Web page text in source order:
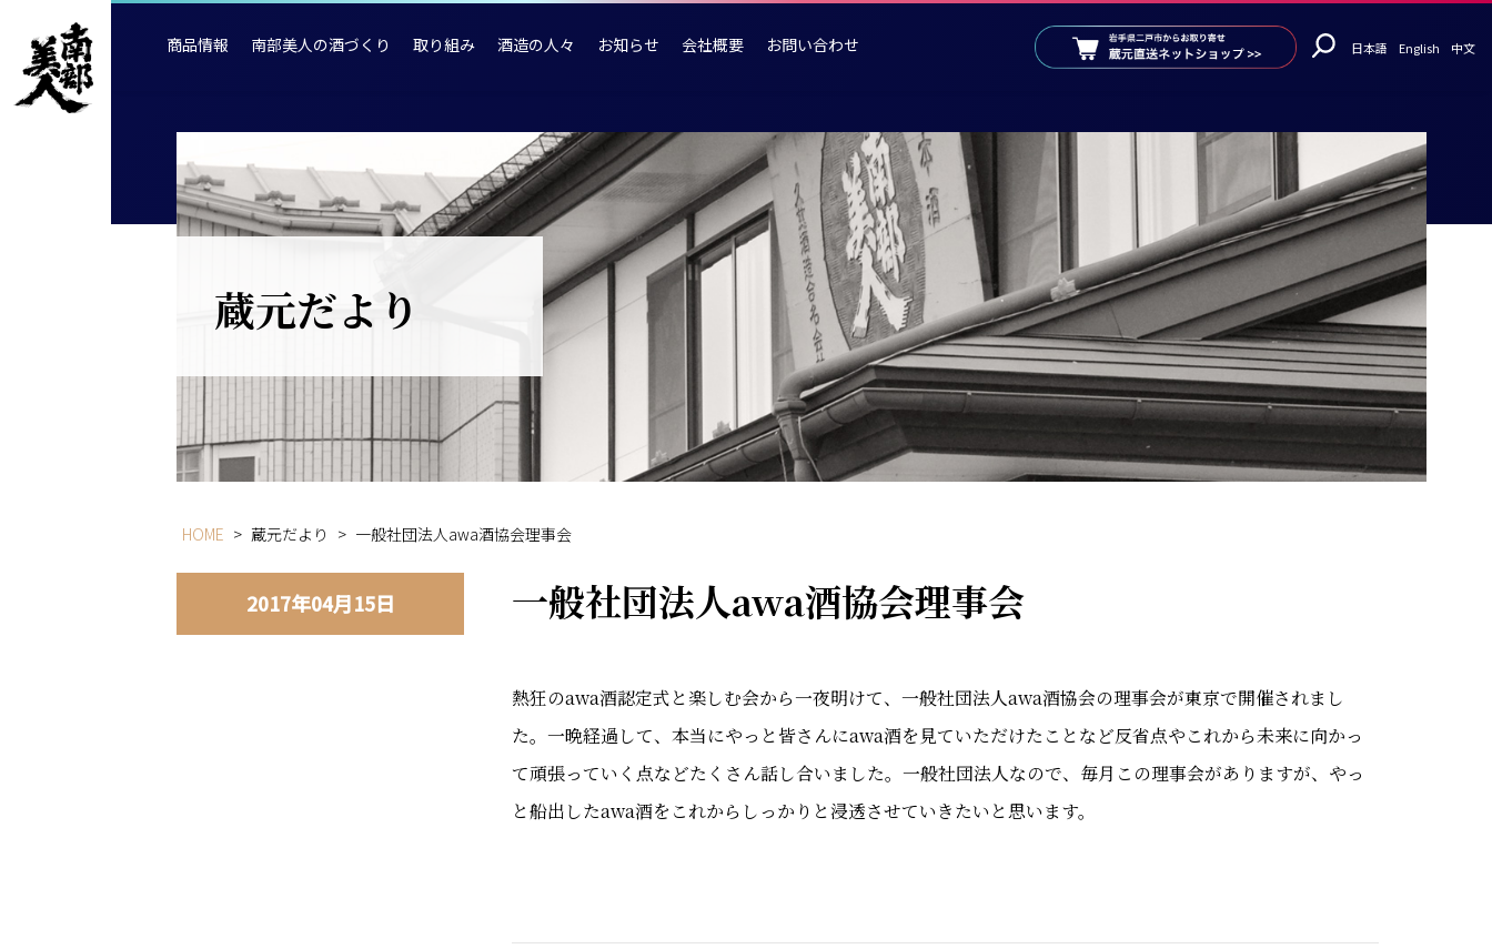
商品情報 南部美人の酒づくり 取り組み 酒造の人々 お知らせ 会社概要 お問い合わせ 日本語 English 中文
蔵元だより
HOME > 蔵元だより > 一般社団法人awa酒協会理事会
2017年04月15日 一般社団法人awa酒協会理事会
熱狂のawa酒認定式と楽しむ会から一夜明けて、一般社団法人awa酒協会の理事会が東京で開催されまし
た。一晩経過して、本当にやっと皆さんにawa酒を見ていただけたことなど反省点やこれから未来に向かっ
て頑張っていく点などたくさん話し合いました。一般社団法人なので、毎月この理事会がありますが、やっ
と船出したawa酒をこれからしっかりと浸透させていきたいと思います。